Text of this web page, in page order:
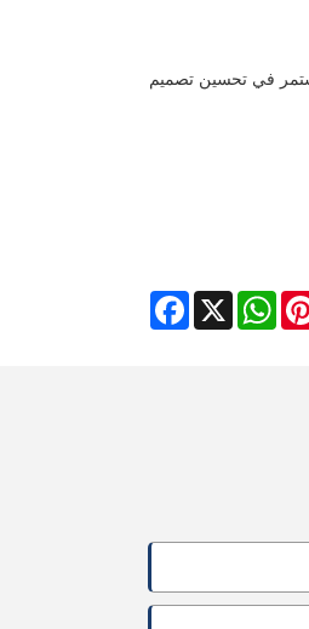
في تحسين تصميم
Facebook X
WhatsApp